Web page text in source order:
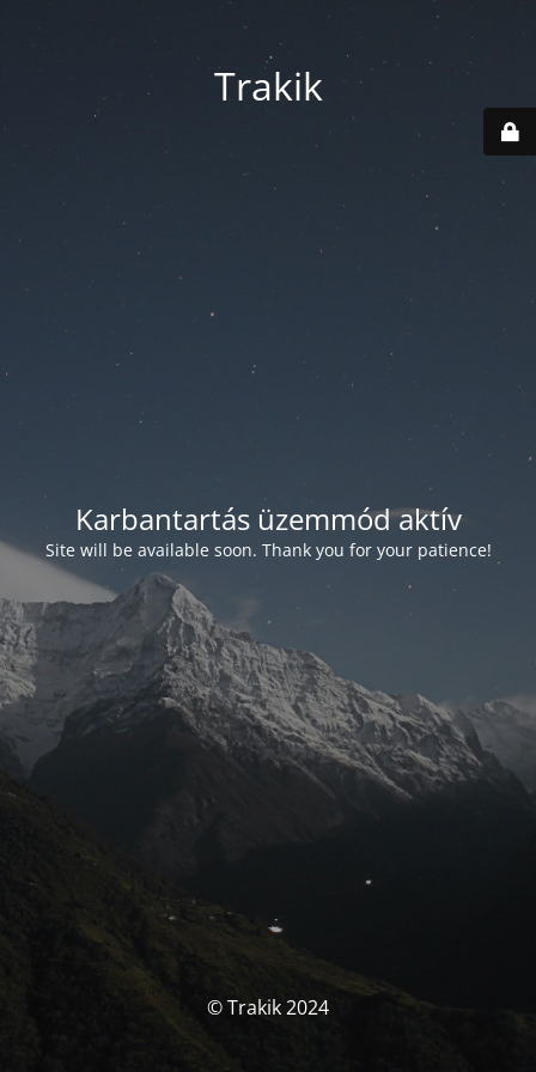
Trakik
Karbantartás üzemmód aktív
Site will be available soon. Thank you for your patience!
© Trakik 2024